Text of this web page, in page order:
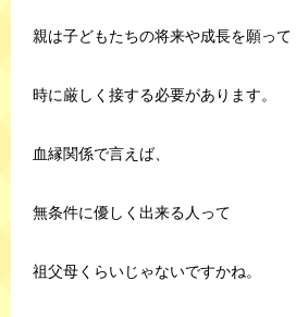
親は子どもたちの将来や成長を願って
時に厳しく接する必要があります。
血縁関係で言えば、
無条件に優しく出来る人って
祖父母くらいじゃないですかね。